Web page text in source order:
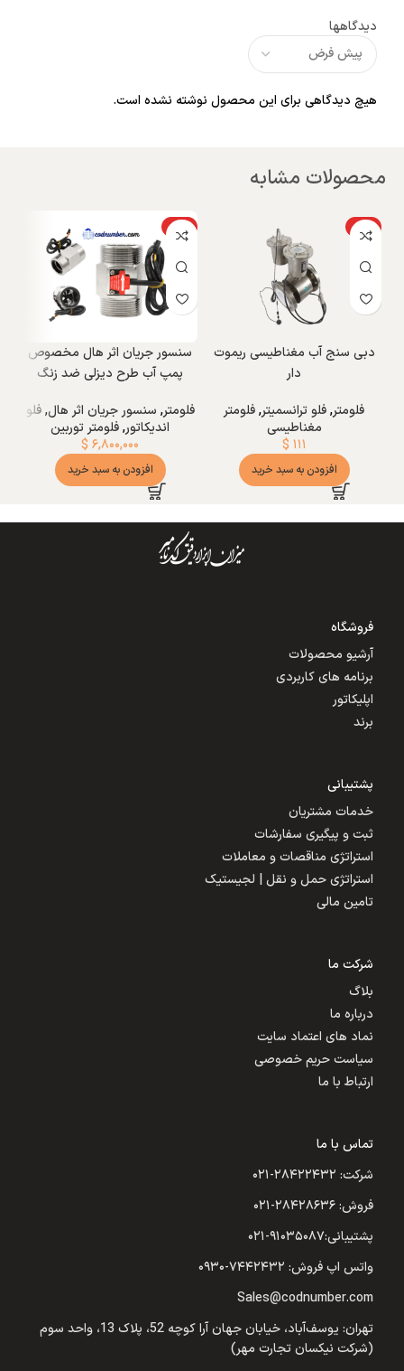
دیدگاهها
هیچ دیدگاهی برای این محصول نوشته نشده است.
محصولات مشابه
ویژه
دبی سنج آب مغناطیسی ریموت
دار
فلومتر,فلو ترانسمیتر,فلومتر
مغناطیسی
$ ۱۱۱
افزودن به سبد خرید
ویژه
سنسور جریان اثر هال مخصوص
پمپ آب طرح دیزلی ضد زنگ
فلومتر, سنسور جریان اثر هال,فلو
اندیکاتور,فلومتر توربین
$ ۶,۸۰۰,۰۰۰
افزودن به سبد خرید
فروشگاه
آرشیو محصولات
برنامه های کاربردی
اپلیکاتور
برند
پشتیبانی
خدمات مشتریان
ثبت و پیگیری سفارشات
استراتژی مناقصات و معاملات
استراتژی حمل و نقل | لجیستیک
تامین مالی
شرکت ما
بلاگ
درباره ما
نماد های اعتماد سایت
سیاست حریم خصوصی
ارتباط با ما
تماس با ما
شرکت: ۲۸۴۲۲۴۳۲-۰۲۱
فروش: ۲۸۴۲۸۶۳۶-۰۲۱
پشتیبانی:۹۱۰۳۵۰۸۷-۰۲۱
واتس اپ فروش: ۷۴۴۲۴۳۲-۰۹۳۰
Sales@codnumber.com
تهران: یوسف‌آباد، خیابان جهان آرا کوچه 52، پلاک 13، واحد سوم
(شرکت نیکسان تجارت مهر)